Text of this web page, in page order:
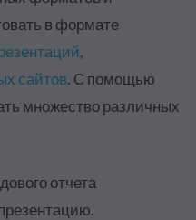
в формате
,
сайтов. С помощью
множество различных
отчета